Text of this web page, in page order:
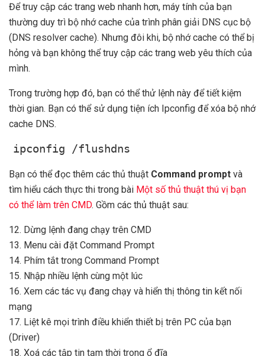
Để truy cập các trang web nhanh hơn, máy tính của bạn
thường duy trì bộ nhớ cache của trình phân giải DNS cục bộ
(DNS resolver cache). Nhưng đôi khi, bộ nhớ cache có thể bị
hỏng và bạn không thể truy cập các trang web yêu thích của
mình.
Trong trường hợp đó, bạn có thể thử lệnh này để tiết kiệm
thời gian. Bạn có thể sử dụng tiện ích Ipconfig để xóa bộ nhớ
cache DNS.
ipconfig /flushdns
Bạn có thể đọc thêm các thủ thuật Command prompt và
tìm hiểu cách thực thi trong bài Một số thủ thuật thú vị bạn
có thể làm trên CMD. Gồm các thủ thuật sau:
12. Dừng lệnh đang chạy trên CMD
13. Menu cài đặt Command Prompt
14. Phím tắt trong Command Prompt
15. Nhập nhiều lệnh cùng một lúc
16. Xem các tác vụ đang chạy và hiển thị thông tin kết nối
mạng
17. Liệt kê mọi trình điều khiển thiết bị trên PC của bạn
(Driver)
18. Xoá các tập tin tạm thời trong ổ đĩa